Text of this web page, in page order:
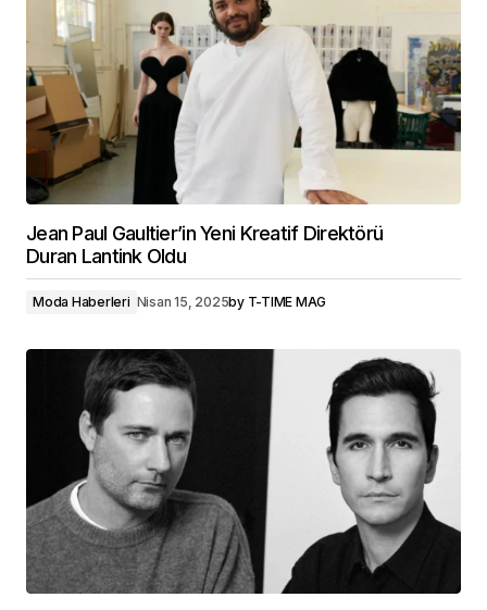
Jean Paul Gaultier’in Yeni Kreatif Direktörü
Duran Lantink Oldu
Moda Haberleri Nisan 15, 2025by T-TIME MAG